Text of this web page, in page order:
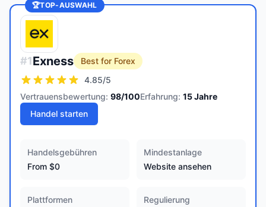
🏆TOP-AUSWAHL
#1Exness
Best for Forex
4.85/5
Vertrauensbewertung: 98/100Erfahrung: 15Jahre
Handel starten
Handelsgebühren
From $0
Mindestanlage
Website ansehen
Plattformen
Regulierung